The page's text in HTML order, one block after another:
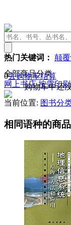
热门关键词： 颠
0去购物车结算
购物车中还
全部商品分类
网上书店按需印刷
当前位置: 图书分
相同语种的商品